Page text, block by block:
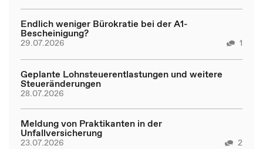
Endlich weniger Bürokratie bei der A1-
Bescheinigung?
29.07.2026 1
Geplante Lohnsteuerentlastungen und weitere
Steueränderungen
28.07.2026
Meldung von Praktikanten in der
Unfallversicherung
23.07.2026 2